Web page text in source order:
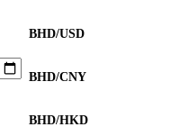
BHD/USD
BHD/CNY
BHD/HKD